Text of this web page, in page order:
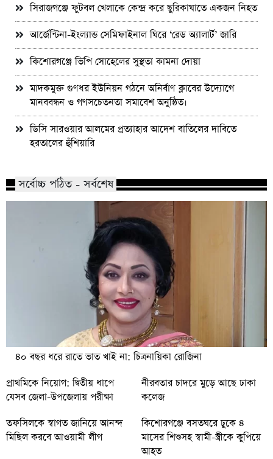
সিরাজগঞ্জে ফুটবল খেলাকে কেন্দ্র করে ছুরিকাঘাতে একজন নিহত
আর্জেন্টিনা-ইংল্যান্ড সেমিফাইনাল ঘিরে ‘রেড অ্যালার্ট’ জারি
কিশোরগঞ্জে ভিপি সোহেলের সুস্থতা কামনা দোয়া
মাদকমুক্ত গুণধর ইউনিয়ন গঠনে অনির্বাণ ক্লাবের উদ্যোগে
মানববন্ধন ও গণসচেতনতা সমাবেশ অনুষ্ঠিত।
ডিসি সারওয়ার আলমের প্রত্যাহার আদেশ বাতিলের দাবিতে
হরতালের হুঁশিয়ারি
সর্বোচ্চ পঠিত - সর্বশেষ
৪০ বছর ধরে রাতে ভাত খাই না: চিত্রনায়িকা রোজিনা
প্রাথমিকে নিয়োগ: দ্বিতীয় ধাপে
যেসব জেলা-উপজেলায় পরীক্ষা
নীরবতার চাদরে মুড়ে আছে ঢাকা
কলেজ
তফসিলকে স্বাগত জানিয়ে আনন্দ
মিছিল করবে আওয়ামী লীগ
কিশোরগঞ্জে বসতঘরে ঢুকে ৪
মাসের শিশুসহ স্বামী-স্ত্রীকে কুপিয়ে
আহত